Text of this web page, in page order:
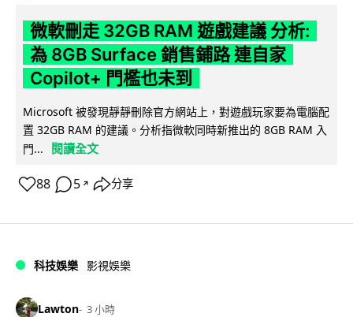
微軟刪走 32GB RAM 遊戲建議 分析:
為 8GB Surface 銷售鋪路 連自家
Copilot+ 門檻也未到
Microsoft 被發現靜靜刪除官方網站上，對遊戲玩家要為電腦配
置 32GB RAM 的建議。分析指微軟同時新推出的 8GB RAM 入
門...
閱讀全文
88 5 ↗ 分享
科技娛樂 影視娛樂
Lawton 3 小時